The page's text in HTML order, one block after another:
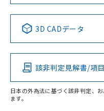
上、n: 12mm以上
検出領域
Pb Hg
O
No No
この
その他の認証はこ
3D CADデータ
該非判定見解書/項
日本の外為法に基づく該非判定、
ます。